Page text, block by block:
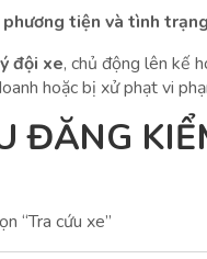
tiện và tình
đội xe, chủ động lên kế
hoặc bị xử phạt vi
ĐĂNG
“Tra cứu xe”